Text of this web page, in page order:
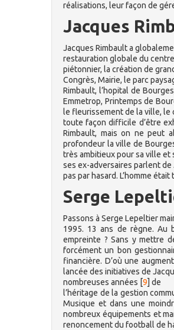
réalisations, leur façon de
Jacques
Jacques Rimbault a
restauration globale du
piétonnier, la création de
Congrès, Mairie, le parc
Rimbault, l’hopital de
Emmetrop, Printemps de
le fleurissement de la ville, le
toute façon difficile d’être
Rimbault, mais on ne peut
profondeur la ville de
très ambitieux pour sa ville et
ses ex-adversaires parlent de
pas par hasard. L’homme
Serge
Passons à Serge Lepeltier
1995. 13 ans de règne. Au
empreinte ? Sans y mettre
forcément un bon
financière. D’où une
lancée des initiatives de
nombreuses années [9] de
l’héritage de la gestion
Musique et dans une
nombreux équipements et
renoncement du football de